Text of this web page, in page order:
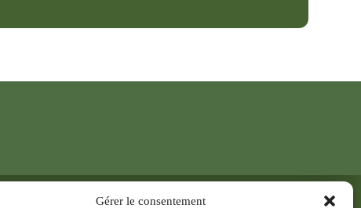
Gérer le consentement
Newsletter